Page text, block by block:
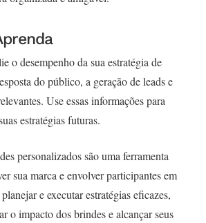
o desempenho da sua estratégia de
do público, a geração de leads e
Use essas informações para
estratégias futuras.
personalizados são uma ferramenta
sua marca e envolver participantes em
e executar estratégias eficazes,
o impacto dos brindes e alcançar seus